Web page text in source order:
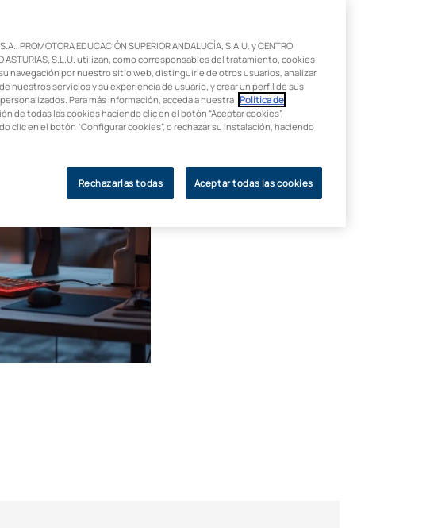
llegar a serlo!
PROMOTORA EDUCACIÓN SUPERIOR ANDALUCÍA, S.A.U. y CENTRO
ASTURIAS, S.L.U. utilizan, como corresponsables del tratamiento, cookies
navegación por nuestro sitio web, distinguirle de otros usuarios, analizar
nuestros servicios y su experiencia de usuario, y crear un perfil de sus
Para más información, acceda a nuestra Política de
de todas las cookies haciendo clic en el botón “Aceptar cookies”,
clic en el botón “Configurar cookies”, o rechazar su instalación, haciendo
Rechazarlas todas Aceptar todas las cookies